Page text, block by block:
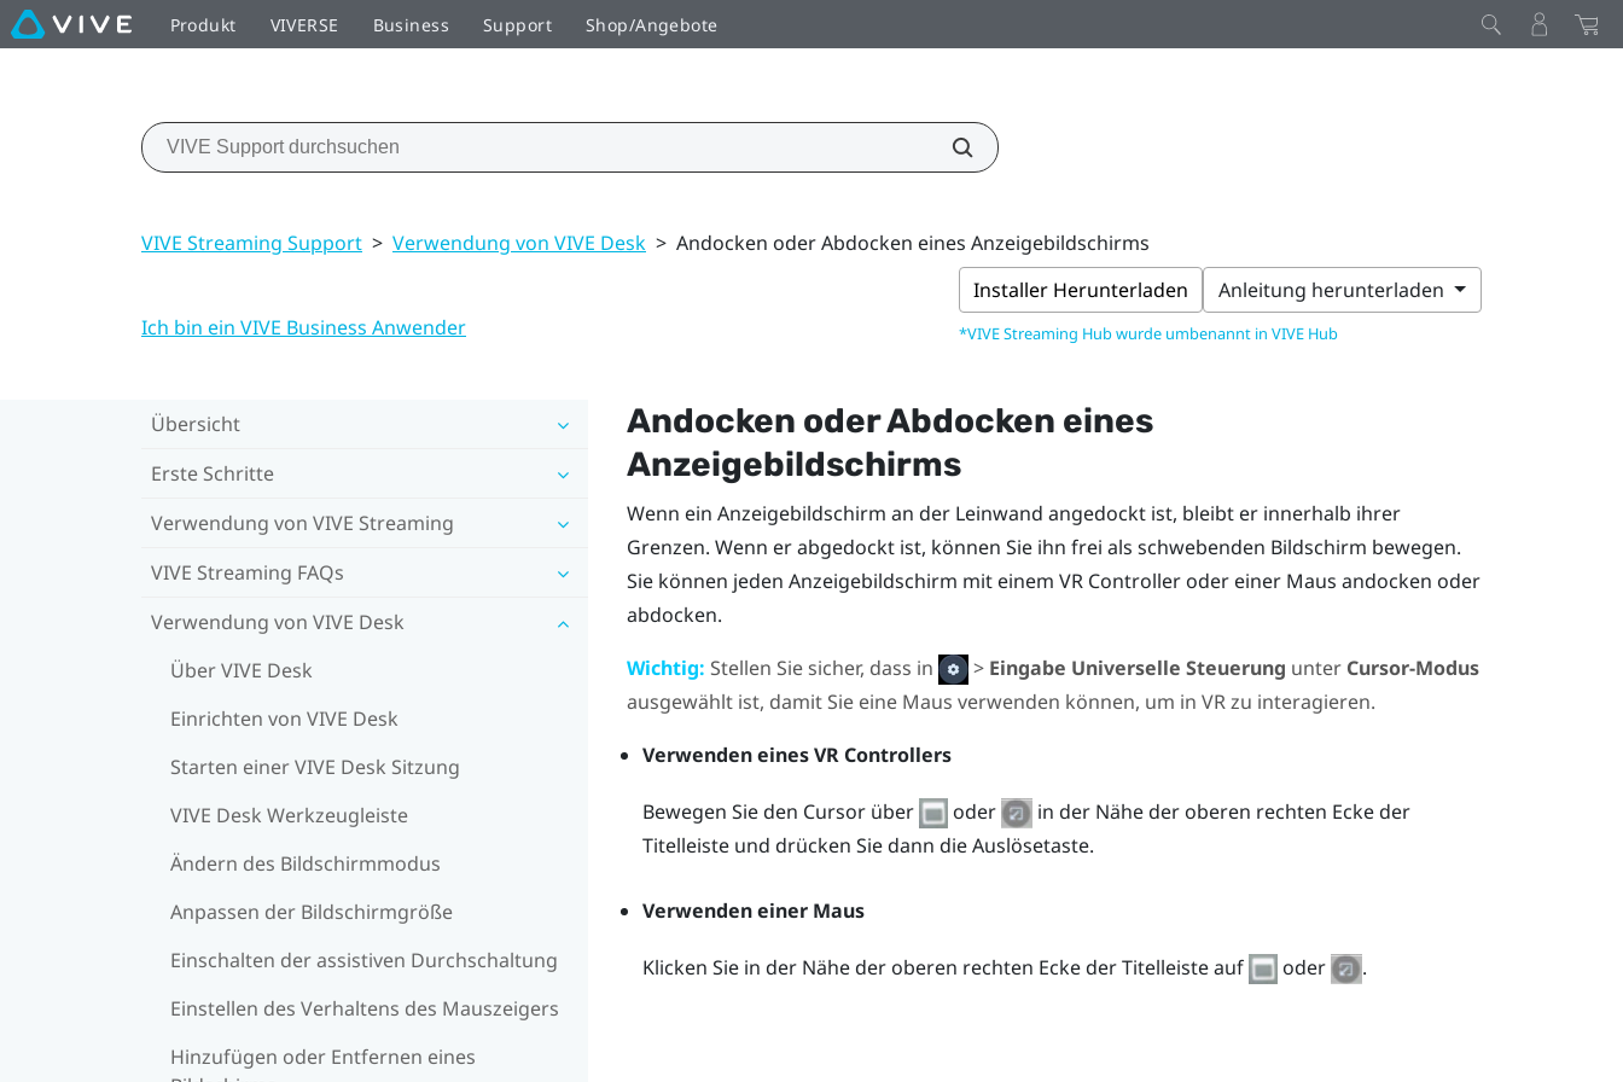
Produkt VIVERSE Business Support Shop/Angebote
VIVE Streaming Support > Verwendung von VIVE Desk > Andocken oder Abdocken eines Anzeigebildschirms
Installer Herunterladen
*VIVE Streaming Hub wurde umbenannt in VIVE Hub
Anleitung herunterladen
Ich bin ein VIVE Business Anwender
Übersicht
Erste Schritte
Verwendung von VIVE Streaming
VIVE Streaming FAQs
Verwendung von VIVE Desk
Über VIVE Desk
Einrichten von VIVE Desk
Starten einer VIVE Desk Sitzung
VIVE Desk Werkzeugleiste
Ändern des Bildschirmmodus
Anpassen der Bildschirmgröße
Einschalten der assistiven Durchschaltung
Einstellen des Verhaltens des Mauszeigers
Hinzufügen oder Entfernen eines
Andocken oder Abdocken eines
Anzeigebildschirms
Wenn ein Anzeigebildschirm an der Leinwand angedockt ist, bleibt er innerhalb ihrer
Grenzen. Wenn er abgedockt ist, können Sie ihn frei als schwebenden Bildschirm bewegen.
Sie können jeden Anzeigebildschirm mit einem VR Controller oder einer Maus andocken oder
abdocken.
Wichtig: Stellen Sie sicher, dass in > Eingabe Universelle Steuerung unter Cursor-Modus
ausgewählt ist, damit Sie eine Maus verwenden können, um in VR zu interagieren.
Verwenden eines VR Controllers
Bewegen Sie den Cursor über oder
in der Nähe der oberen rechten Ecke der
Titelleiste und drücken Sie dann die Auslösetaste.
Verwenden einer Maus
Klicken Sie in der Nähe der oberen rechten Ecke der Titelleiste auf oder .